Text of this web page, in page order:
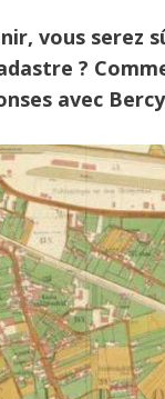
vous serez
?
avec